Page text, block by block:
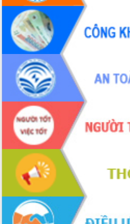
UBND tỉnh họp báo định kỳ tháng 4
năm 2026
Hội thảo khoa học “Giải pháp thúc đẩy
phát triển nền kinh tế xanh tại tỉnh
Đắk Lắk”
Tăng cường giám sát, đôn đốc thực
hiện nhiệm vụ quản lý tài sản công
hàng tuần
Tháo gỡ những vướng mắc, đẩy mạnh
công tác cải cách thủ tục hành chính
tại Trung tâm Phục vụ hành chính
công tỉnh
Đắk Lắk: Tôn vinh 46 giải pháp tại Hội
thi Sáng tạo Kỹ thuật 2024 - 2025
Đắk Lắk rà soát, điều chỉnh Đề án 190
về phát triển nuôi trồng thủy sản
Phó Chủ tịch UBND tỉnh Đắk Lắk
Trương Công Thái kiểm tra thực địa
Dự án cao tốc Khánh Hòa - Buôn Ma
Thuột